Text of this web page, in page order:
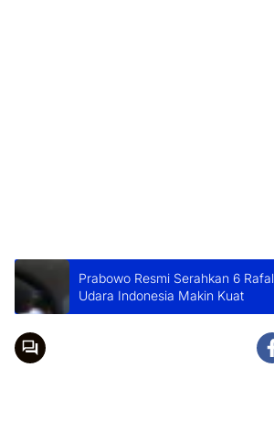
Prabowo Resmi Serahkan 6
Udara Indonesia Makin Kuat